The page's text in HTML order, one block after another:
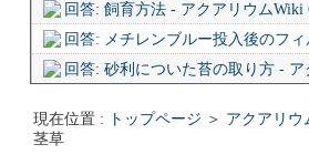
回答: 飼育方法 - アクアリウムWiki
回答: メチレンブルー投入後のフ
回答: 砂利についた苔の取り方 -
回答: ガラス面に卵を産まない貝
現在位置 : トップページ ＞ アクアリウ
茎草